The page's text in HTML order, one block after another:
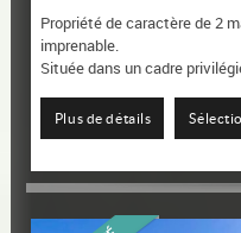
Propriété de caractère de 2
imprenable.
Située dans un cadre
La maison...
Plus de détails